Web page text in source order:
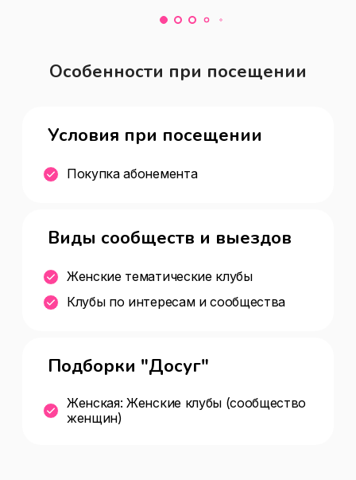
Особенности при посещении
Условия при посещении
Покупка абонемента
Виды сообществ и выездов
Женские тематические клубы
Клубы по интересам и сообщества
Подборки "Досуг"
Женская: Женские клубы (сообщество
женщин)